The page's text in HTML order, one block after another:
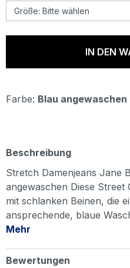
IN DEN
Farbe: Blau angewaschen
Beschreibung
Stretch Damenjeans Jane
angewaschen Diese Street
mit schlanken Beinen, die
ansprechende, blaue
Mehr
Bewertungen